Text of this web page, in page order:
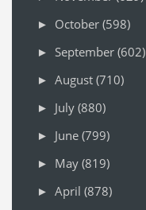
► October (598)
► September (602)
► August (710)
► July (880)
► June (799)
► May (819)
► April (878)